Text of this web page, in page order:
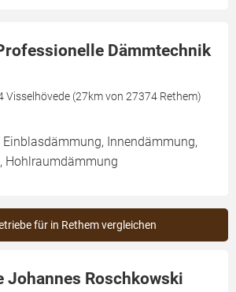
Dämmtechnik
Visselhövede (27km von 27374 Rethem)
Einblasdämmung, Innendämmung,
Hohlraumdämmung
für in Rethem vergleichen
Johannes Roschkowski